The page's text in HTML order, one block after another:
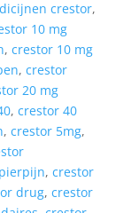
crestor,
10 mg
, crestor 10 mg
, crestor
20 mg
, crestor 40
, crestor 5mg,
, crestor
drug, crestor